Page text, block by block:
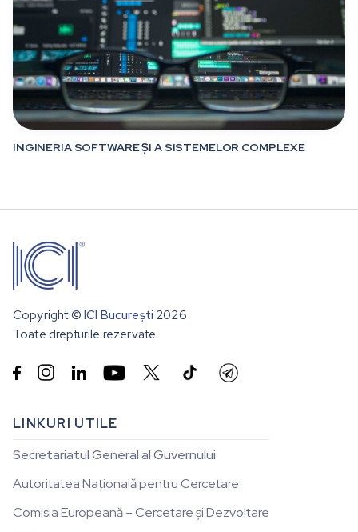
INGINERIA SOFTWARE ȘI A SISTEMELOR COMPLEXE
Copyright © ICI București 2026
Toate drepturile rezervate.
 
LINKURI UTILE
Secretariatul General al Guvernului
Autoritatea Națională pentru Cercetare
Comisia Europeană – Cercetare și Dezvoltare